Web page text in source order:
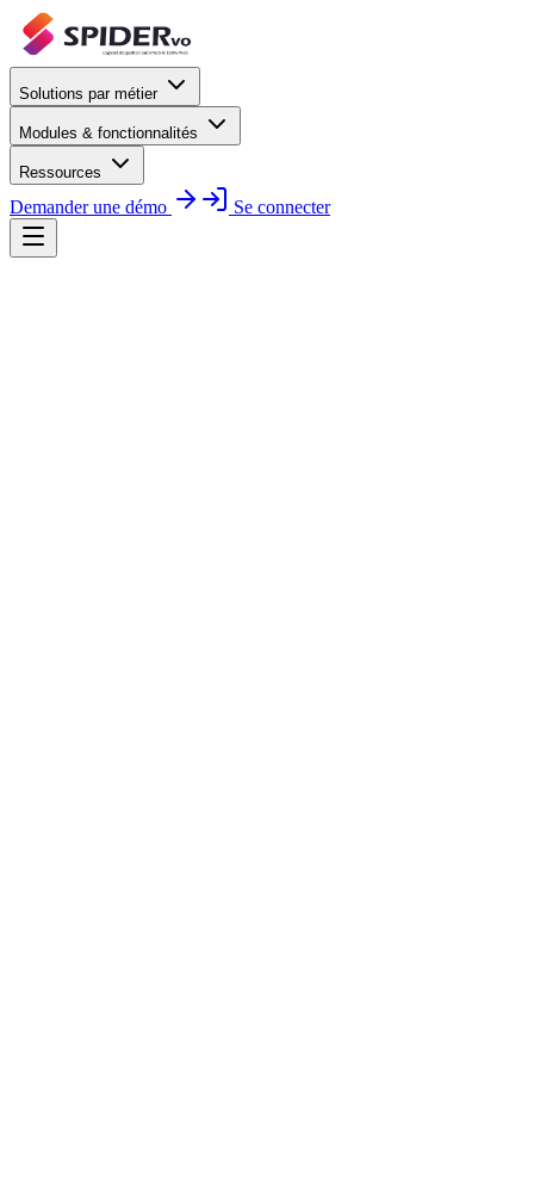
Solutions par métier
Modules & fonctionnalités
Ressources
Demander une démo Se connecter